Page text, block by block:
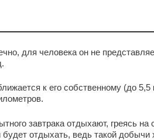
для человека он не
к его собственному (до 5,5
завтрака отдыхают, греясь
отдыхать, ведь такой добычи